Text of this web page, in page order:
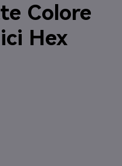
Colore
Hex